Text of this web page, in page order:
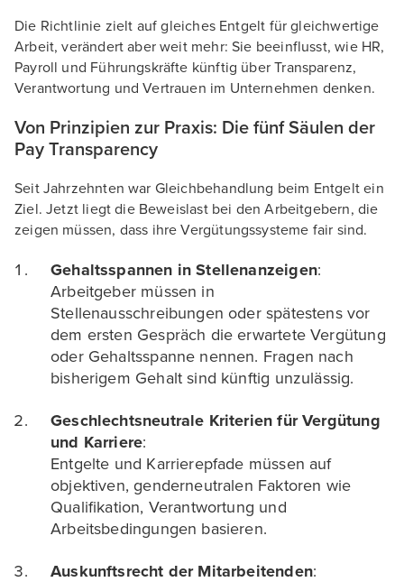
Die Richtlinie zielt auf gleiches Entgelt für gleichwertige
Arbeit, verändert aber weit mehr: Sie beeinflusst, wie HR,
Payroll und Führungskräfte künftig über Transparenz,
Verantwortung und Vertrauen im Unternehmen denken.
Von Prinzipien zur Praxis: Die fünf Säulen der
Pay Transparency
Seit Jahrzehnten war Gleichbehandlung beim Entgelt ein
Ziel. Jetzt liegt die Beweislast bei den Arbeitgebern, die
zeigen müssen, dass ihre Vergütungssysteme fair sind.
Gehaltsspannen in Stellenanzeigen:
Arbeitgeber müssen in
Stellenausschreibungen oder spätestens vor
dem ersten Gespräch die erwartete Vergütung
oder Gehaltsspanne nennen. Fragen nach
bisherigem Gehalt sind künftig unzulässig.
Geschlechtsneutrale Kriterien für Vergütung
und Karriere:
Entgelte und Karrierepfade müssen auf
objektiven, genderneutralen Faktoren wie
Qualifikation, Verantwortung und
Arbeitsbedingungen basieren.
Auskunftsrecht der Mitarbeitenden: